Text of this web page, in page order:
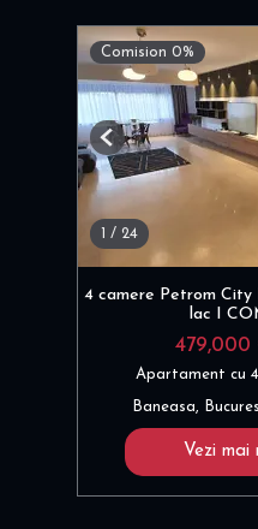
Comision 0%
1 / 24
Previous
4 camere Petrom City
lac I
479,000
Apartament cu
Baneasa,
Vezi mai